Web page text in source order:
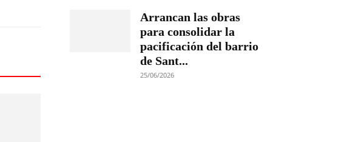
Arrancan las obras
para consolidar la
pacificación del barrio
de Sant...
25/06/2026